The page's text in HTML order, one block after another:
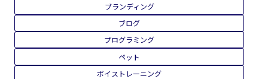
ブランディング
ブログ
プログラミング
ペット
ボイストレーニング